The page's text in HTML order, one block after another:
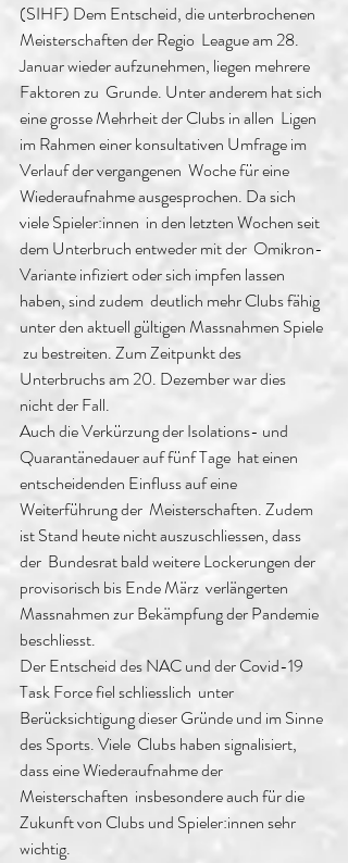
(SIHF) Dem Entscheid, die unterbrochenen
Meisterschaften der Regio  League am 28.
Januar wieder aufzunehmen, liegen mehrere
Faktoren zu  Grunde. Unter anderem hat sich
eine grosse Mehrheit der Clubs in allen  Ligen
im Rahmen einer konsultativen Umfrage im
Verlauf der vergangenen  Woche für eine
Wiederaufnahme ausgesprochen. Da sich
viele Spieler:innen  in den letzten Wochen seit
dem Unterbruch entweder mit der  Omikron-
Variante infiziert oder sich impfen lassen
haben, sind zudem  deutlich mehr Clubs fähig
unter den aktuell gültigen Massnahmen Spiele
zu bestreiten. Zum Zeitpunkt des
Unterbruchs am 20. Dezember war dies
nicht der Fall.
Auch die Verkürzung der Isolations- und
Quarantänedauer auf fünf Tage  hat einen
entscheidenden Einfluss auf eine
Weiterführung der  Meisterschaften. Zudem
ist Stand heute nicht auszuschliessen, dass
der  Bundesrat bald weitere Lockerungen der
provisorisch bis Ende März  verlängerten
Massnahmen zur Bekämpfung der Pandemie
beschliesst.
Der Entscheid des NAC und der Covid-19
Task Force fiel schliesslich  unter
Berücksichtigung dieser Gründe und im Sinne
des Sports. Viele  Clubs haben signalisiert,
dass eine Wiederaufnahme der
Meisterschaften  insbesondere auch für die
Zukunft von Clubs und Spieler:innen sehr
wichtig.